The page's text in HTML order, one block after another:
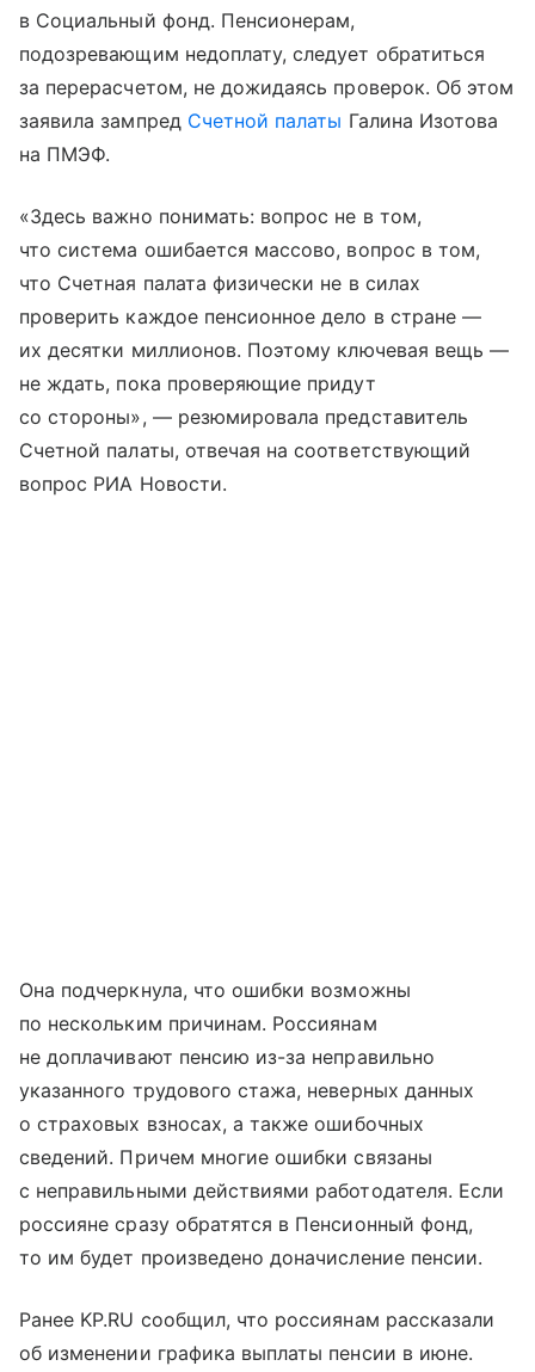
в Социальный фонд. Пенсионерам,
подозревающим недоплату, следует обратиться
за перерасчетом, не дожидаясь проверок. Об этом
заявила зампред Счетной палаты Галина Изотова
на ПМЭФ.
«Здесь важно понимать: вопрос не в том,
что система ошибается массово, вопрос в том,
что Счетная палата физически не в силах
проверить каждое пенсионное дело в стране —
их десятки миллионов. Поэтому ключевая вещь —
не ждать, пока проверяющие придут
со стороны», — резюмировала представитель
Счетной палаты, отвечая на соответствующий
вопрос РИА Новости.
Она подчеркнула, что ошибки возможны
по нескольким причинам. Россиянам
не доплачивают пенсию из-за неправильно
указанного трудового стажа, неверных данных
о страховых взносах, а также ошибочных
сведений. Причем многие ошибки связаны
с неправильными действиями работодателя. Если
россияне сразу обратятся в Пенсионный фонд,
то им будет произведено доначисление пенсии.
Ранее KP.RU сообщил, что россиянам рассказали
об изменении графика выплаты пенсии в июне.